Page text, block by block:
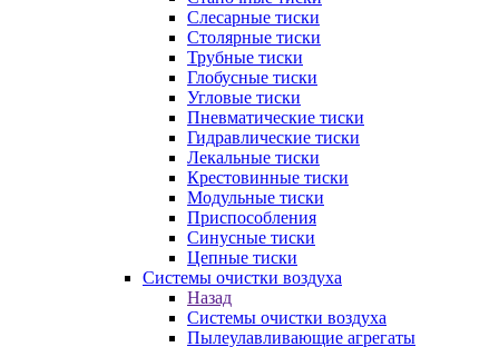
Слесарные тиски
Столярные тиски
Трубные тиски
Глобусные тиски
Угловые тиски
Пневматические тиски
Гидравлические тиски
Лекальные тиски
Крестовинные тиски
Модульные тиски
Приспособления
Синусные тиски
Цепные тиски
Системы очистки воздуха
Назад
Системы очистки воздуха
Пылеулавливающие агрегаты